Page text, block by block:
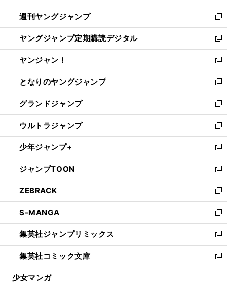
開
く
ウ
で
開
く
ン
ド
ウ
で
開
く
ウ
ィ
ン
ド
ウ
で
開
く
週刊ヤングジャンプ
新
し
い
ウ
ィ
ン
ド
ウ
で
開
く
ヤングジャンプ定期購読デジタル
新
し
い
ウ
ィ
ン
ド
ウ
で
開
く
ヤンジャン！
新
し
い
ウ
ィ
ン
ド
ウ
で
開
く
となりのヤングジャンプ
新
し
い
ウ
ィ
ン
ド
ウ
で
開
く
グランドジャンプ
新
し
い
ウ
ィ
ン
ド
ウ
で
開
く
ウルトラジャンプ
新
し
い
ウ
ィ
ン
ド
ウ
で
開
く
少年ジャンプ+
新
し
い
ウ
ィ
ン
ド
ウ
で
開
く
ジャンプTOON
新
し
い
ウ
ィ
ン
ド
ウ
で
開
ZEBRACK
新
し
い
ウ
ィ
ン
ド
ウ
S-MANGA
新
し
い
ウ
ィ
ン
集英社ジャンプリミックス
新
し
い
ウ
集英社コミック文庫
新
し
少女マンガ